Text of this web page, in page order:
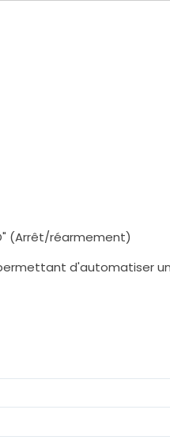
(Arrêt/réarmement)
d'automatiser